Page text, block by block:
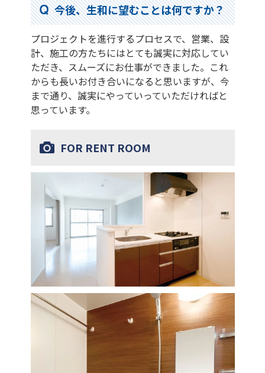
今後、生和に望むことは何ですか？
プロジェクトを進行するプロセスで、営業、設
計、施工の方たちにはとても誠実に対応してい
ただき、スムーズにお仕事ができました。これ
からも長いお付き合いになると思いますが、今
まで通り、誠実にやっていっていただければと
思っています。
FOR RENT ROOM